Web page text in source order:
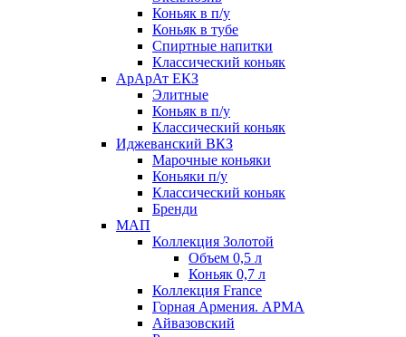
Коньяк в п/у
Коньяк в тубе
Спиртные напитки
Классический коньяк
АрАрАт ЕКЗ
Элитные
Коньяк в п/у
Классический коньяк
Иджеванский ВКЗ
Марочные коньяки
Коньяки п/у
Классический коньяк
Бренди
МАП
Коллекция Золотой
Объем 0,5 л
Коньяк 0,7 л
Коллекция France
Горная Армения. АРМА
Айвазовский